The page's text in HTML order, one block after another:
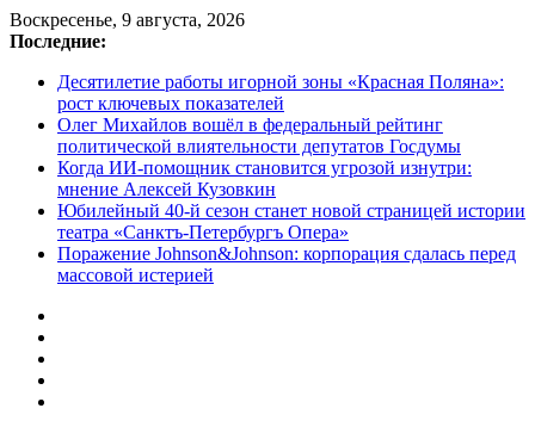
Перейти
к
Воскресенье, 9 августа, 2026
Последние:
Десятилетие работы игорной зоны «Красная Поляна»:
рост ключевых показателей
Олег Михайлов вошёл в федеральный рейтинг
политической влиятельности депутатов Госдумы
Когда ИИ-помощник становится угрозой изнутри:
мнение Алексей Кузовкин
Юбилейный 40-й сезон станет новой страницей истории
театра «Санктъ-Петербургъ Опера»
Поражение Johnson&Johnson: корпорация сдалась перед
массовой истерией